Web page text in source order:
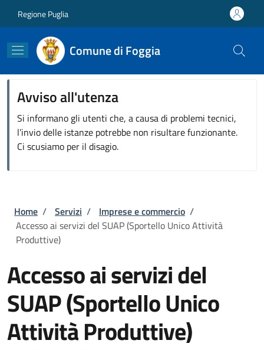
Regione Puglia
Comune di Foggia
Avviso all'utenza
Si informano gli utenti che, a causa di problemi tecnici,
l’invio delle istanze potrebbe non risultare funzionante.
Ci scusiamo per il disagio.
Briciole di pane
Home / Servizi / Imprese e commercio /
Accesso ai servizi del SUAP (Sportello Unico Attività
Produttive)
Accesso ai servizi del
SUAP (Sportello Unico
Attività Produttive)